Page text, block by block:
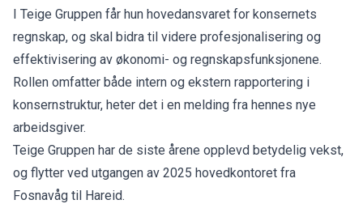
I Teige Gruppen får hun hovedansvaret for konsernets
regnskap, og skal bidra til videre profesjonalisering og
effektivisering av økonomi- og regnskapsfunksjonene.
Rollen omfatter både intern og ekstern rapportering i
konsernstruktur, heter det i en melding fra hennes nye
arbeidsgiver.
Teige Gruppen har de siste årene opplevd betydelig vekst,
og flytter ved utgangen av 2025 hovedkontoret fra
Fosnavåg til Hareid.